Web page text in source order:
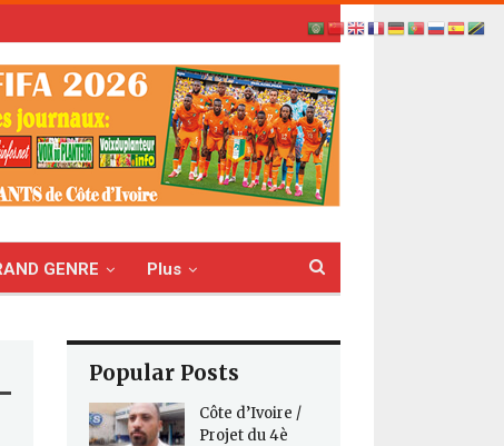
GENRE Plus
Popular Posts
Côte d’Ivoire /
Projet du 4è